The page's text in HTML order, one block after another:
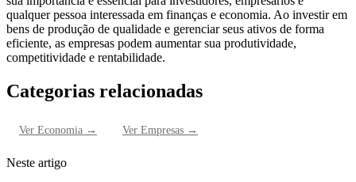
qualquer pessoa interessada em finanças e economia. Ao investir em
bens de produção de qualidade e gerenciar seus ativos de forma
eficiente, as empresas podem aumentar sua produtividade,
competitividade e rentabilidade.
Categorias relacionadas
Ver Economia → Ver Empresas →
Neste artigo